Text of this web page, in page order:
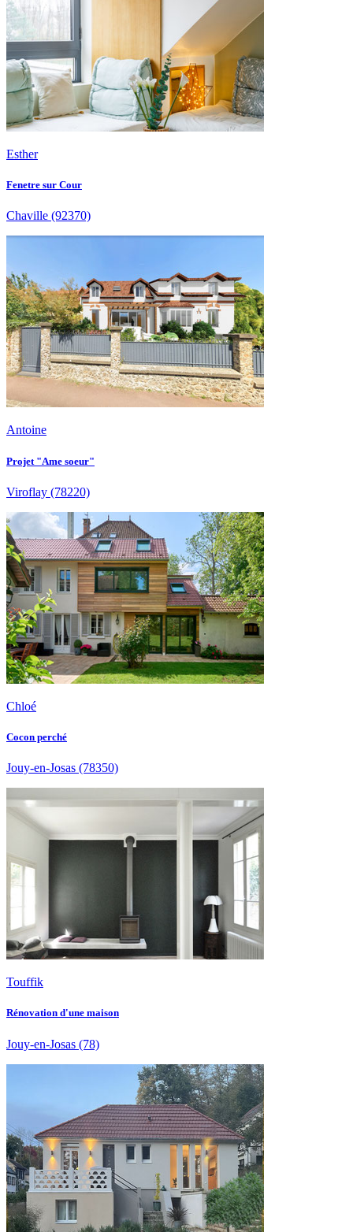
Esther
Fenetre sur Cour
Chaville (92370)
Antoine
Projet "Ame soeur"
Viroflay (78220)
Chloé
Cocon perché
Jouy-en-Josas (78350)
Touffik
Rénovation d'une maison
Jouy-en-Josas (78)